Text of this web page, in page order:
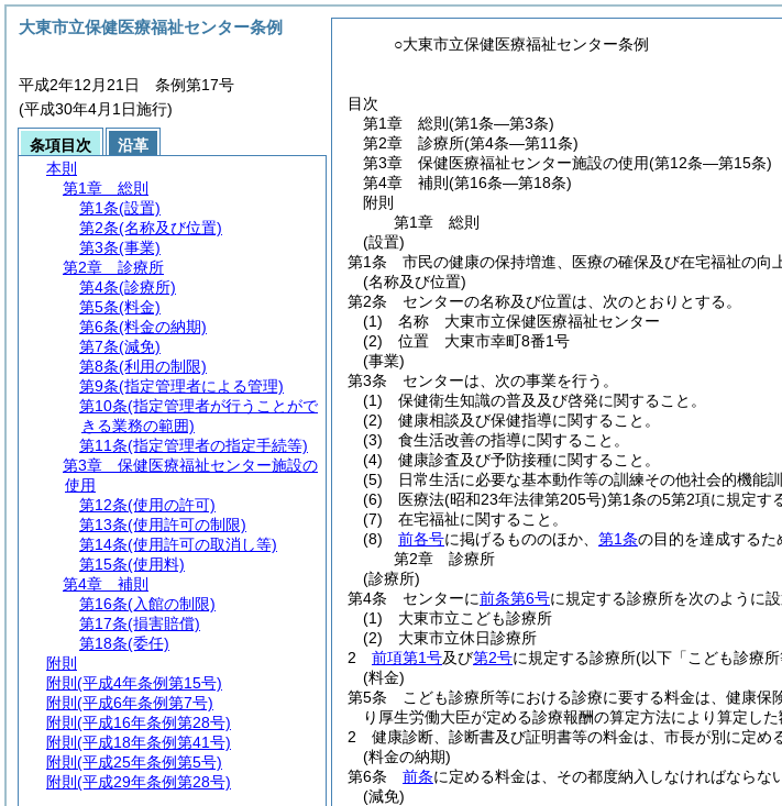
○大東市立保健医療福祉センター条例
目次
第1章
総則 (第1条―第3条)
第2章
診療所(第4条―第11条)
第3章
保健医療福祉センター施設の使用(第12条―第15条)
第4章
補則 (第16条―第18条)
附則
第1章
総則
(設置)
第1条
市民の健康の保持増進、医療の確保及び在宅福祉の
(名称及び位置)
第2条
センターの名称及び位置は、次のとおりとする。
(1)
名称 大東市立保健医療福祉センター
(2)
位置 大東市幸町8番1号
(事業)
第3条
センターは、次の事業を行う。
(1)
保健衛生知識の普及及び啓発に関すること。
(2)
健康相談及び保健指導に関すること。
(3)
食生活改善の指導に関すること。
(4)
健康診査及び予防接種に関すること。
(5)
日常生活に必要な基本動作等の訓練その他社会的機能
(6)
医療法(昭和23年法律第205号)第1条の5第2項に規定す
(7)
在宅福祉に関すること。
(8)
前各号に掲げるもののほか、 第1条の目的を達成するた
第2章
診療所
(診療所)
第4条
センターに前条第6号に規定する診療所を次のように設
(1)
大東市立こども診療所
(2)
大東市立休日診療所
2
前項第1号及び第2号に規定する診療所(以下「こども診療
(料金)
第5条
こども診療所等における診療に要する料金は、健康保
り厚生労働大臣が定める診療報酬の算定方法により算定した
2
健康診断、診断書及び証明書等の料金は、市長が別に定める
(料金の納期)
第6条
前条に定める料金は、その都度納入しなければならない
(減免)
大東市立保健医療福祉センター条例
平成2年12月21日 条例第17号
(平成30年4月1日施行)
条項目次
沿革
本則
第1章
総則
第1条(設置)
第2条(名称及び位置)
第3条(事業)
第2章
診療所
第4条(診療所)
第5条(料金)
第6条(料金の納期)
第7条(減免)
第8条(利用の制限)
第9条(指定管理者による管理)
第10条(指定管理者が行うことがで
きる業務の範囲)
第11条(指定管理者の指定手続等)
第3章
保健医療福祉センター施設の
使用
第12条(使用の許可)
第13条(使用許可の制限)
第14条(使用許可の取消し等)
第15条(使用料)
第4章
補則
第16条(入館の制限)
第17条(損害賠償)
第18条(委任)
附則
附則 (平成4年条例第15号)
附則 (平成6年条例第7号)
附則 (平成16年条例第28号)
附則 (平成18年条例第41号)
附則 (平成25年条例第5号)
附則 (平成29年条例第28号)